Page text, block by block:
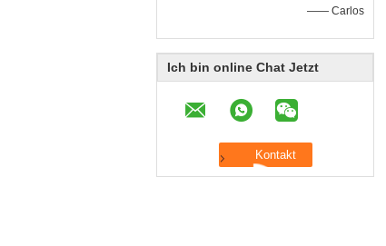
—— Carlos
Ich bin online Chat Jetzt